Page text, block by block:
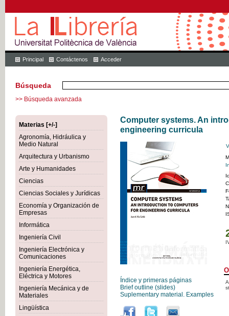
Principal Contáctenos Acceder
Búsqueda
>> Búsqueda avanzada
Materias [+/-]
Agronomía, Hidráulica y
Medio Natural
Arquitectura y Urbanismo
Arte y Humanidades
Ciencias
Ciencias Sociales y Jurídicas
Economía y Organización de
Empresas
Informática
Ingeniería Civil
Ingeniería Electrónica y
Comunicaciones
Ingeniería Energética,
Eléctrica y Motores
Ingeniería Mecánica y de
Materiales
Lingüística
Computer systems. An
engineering curricula
Índice y primeras páginas
Brief outline (slides)
Suplementary material. Examples